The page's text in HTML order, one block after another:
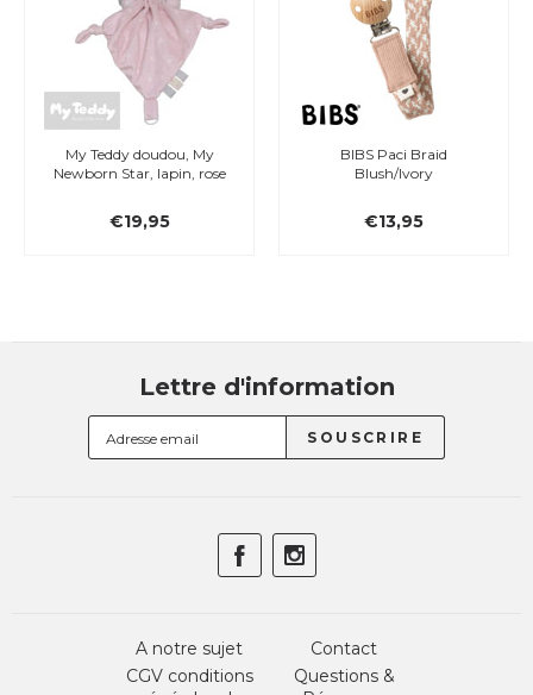
My Teddy doudou, My
Newborn Star, lapin, rose
€19,95
BIBS Paci Braid
Blush/Ivory
€13,95
Lettre d'information
A notre sujet
CGV conditions
Contact
Questions &